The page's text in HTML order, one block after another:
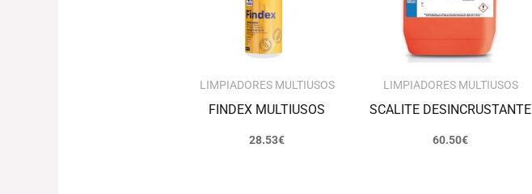
LIMPIADORES MULTIUSOS
FINDEX MULTIUSOS
28.53€
LIMPIADORES MULTIUSOS
SCALITE DESINCRUSTANTE
60.50€